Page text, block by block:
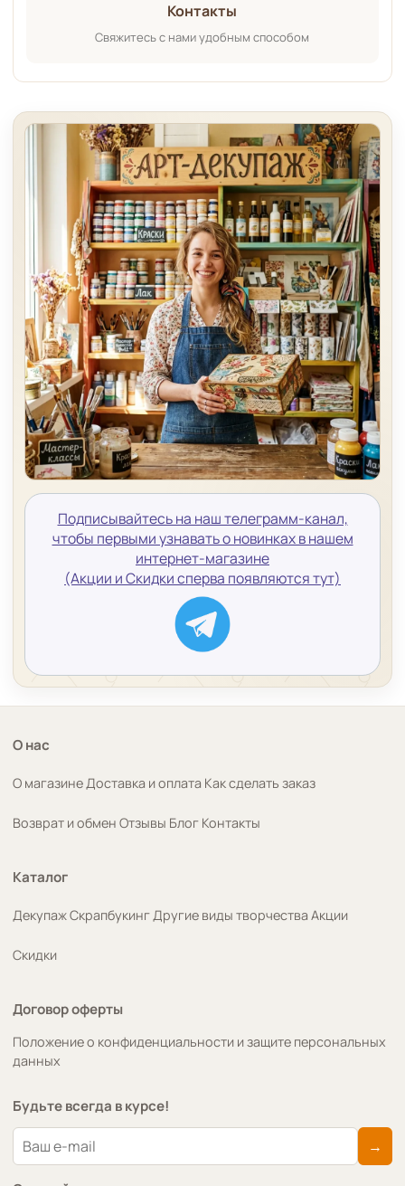
Контакты
Свяжитесь с нами удобным способом
Подписывайтесь на наш телеграмм-канал,
чтобы первыми узнавать о новинках в нашем
интернет-магазине
(Акции и Скидки сперва появляются тут)
О нас
О магазинеДоставка и оплата Как сделать заказ
Возврат и обмен Отзывы Блог Контакты
Каталог
ДекупажСкрапбукингДругие виды творчества Акции
Скидки
Договор оферты
Положение о конфиденциальности и защите персональных
данных
Будьте всегда в курсе!
→